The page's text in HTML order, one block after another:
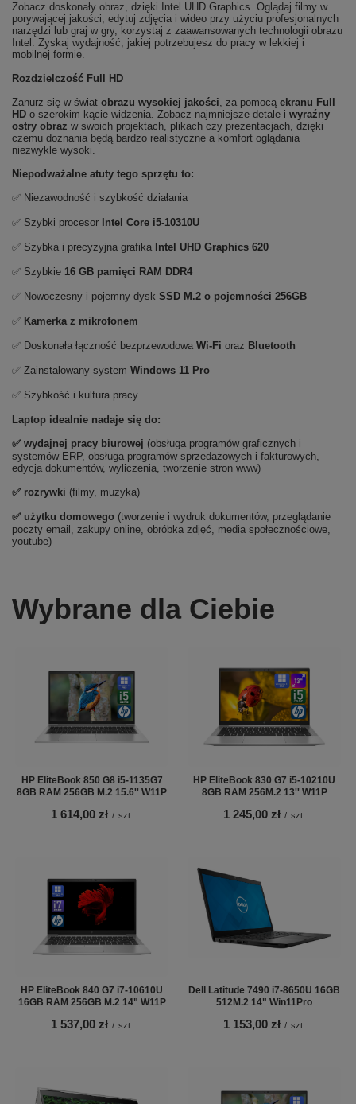
Zobacz doskonały obraz, dzięki Intel UHD Graphics. Oglądaj filmy w
porywającej jakości, edytuj zdjęcia i wideo przy użyciu profesjonalnych
narzędzi lub graj w gry, korzystaj z zaawansowanych technologii obrazu
Intel. Zyskaj wydajność, jakiej potrzebujesz do pracy w lekkiej i
mobilnej formie.
Rozdzielczość Full HD
Zanurz się w świat obrazu wysokiej jakości, za pomocą ekranu Full
HD o szerokim kącie widzenia. Zobacz najmniejsze detale i wyraźny
ostry obraz w swoich projektach, plikach czy prezentacjach, dzięki
czemu doznania będą bardzo realistyczne a komfort oglądania
niezwykle wysoki.
Niepodważalne atuty tego sprzętu to:
✅ Niezawodność i szybkość działania
✅ Szybki procesor Intel Core i5-10310U
✅ Szybka i precyzyjna grafika Intel UHD Graphics 620
✅ Szybkie 16 GB pamięci RAM DDR4
✅ Nowoczesny i pojemny dysk SSD M.2 o pojemności 256GB
✅ Kamerka z mikrofonem
✅ Doskonała łączność bezprzewodowa Wi-Fi oraz Bluetooth
✅ Zainstalowany system Windows 11 Pro
✅ Szybkość i kultura pracy
Laptop idealnie nadaje się do:
✅ wydajnej pracy biurowej (obsługa programów graficznych i
systemów ERP, obsługa programów sprzedażowych i fakturowych,
edycja dokumentów, wyliczenia, tworzenie stron www)
✅ rozrywki (filmy, muzyka)
✅ użytku domowego (tworzenie i wydruk dokumentów, przeglądanie
poczty email, zakupy online, obróbka zdjęć, media społecznościowe,
youtube)
Wybrane dla Ciebie
HP EliteBook 850 G8 i5-1135G7
8GB RAM 256GB M.2 15.6'' W11P
1 614,00 zł / szt.
HP EliteBook 830 G7 i5-10210U
8GB RAM 256M.2 13'' W11P
1 245,00 zł / szt.
HP EliteBook 840 G7 i7-10610U
16GB RAM 256GB M.2 14" W11P
1 537,00 zł / szt.
Dell Latitude 7490 i7-8650U 16GB
512M.2 14" Win11Pro
1 153,00 zł / szt.